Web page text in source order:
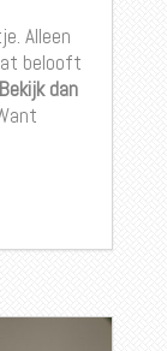
Alleen
belooft
Bekijk dan